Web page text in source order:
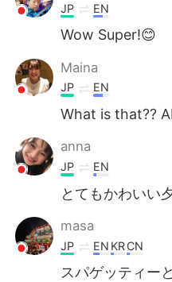
JP EN
Wow Super!😊
Maina
JP EN
What is that??
anna
JP EN
とてもかわいい
masa
JP EN KRCN
スパゲッティー